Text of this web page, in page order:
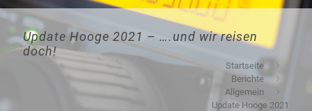
Update Hooge 2021 – ….und wir reisen
doch!
Startseite
Berichte
Allgemein
Update Hooge 2021